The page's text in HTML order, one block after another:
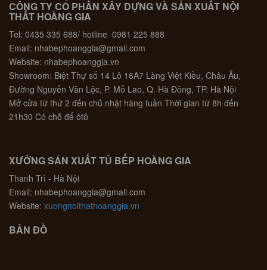
CÔNG TY CỔ PHẦN XÂY DỰNG VÀ SẢN XUẤT NỘI
THẤT HOÀNG GIA
Tel: 0435 335 688/ hotline 0981 225 888
Email: nhabephoanggia@gmail.com
Website: nhabephoanggia.vn
Showroom: Biệt Thự số 14 Lô 16A7 Làng Việt Kiều, Châu Âu,
Đường Nguyễn Văn Lộc, P. Mỗ Lao, Q. Hà Đông, TP. Hà Nội
Mở cửa từ thứ 2 đến chủ nhật hàng tuần Thời gian từ 8h đến
21h30 Có chỗ để ôtô
XƯỞNG SẢN XUẤT TỦ BẾP HOÀNG GIA
Thanh Trì - Hà Nội
Email: nhabephoanggia@gmail.com
Website: xuongnoithathoanggia.vn
BẢN ĐỒ